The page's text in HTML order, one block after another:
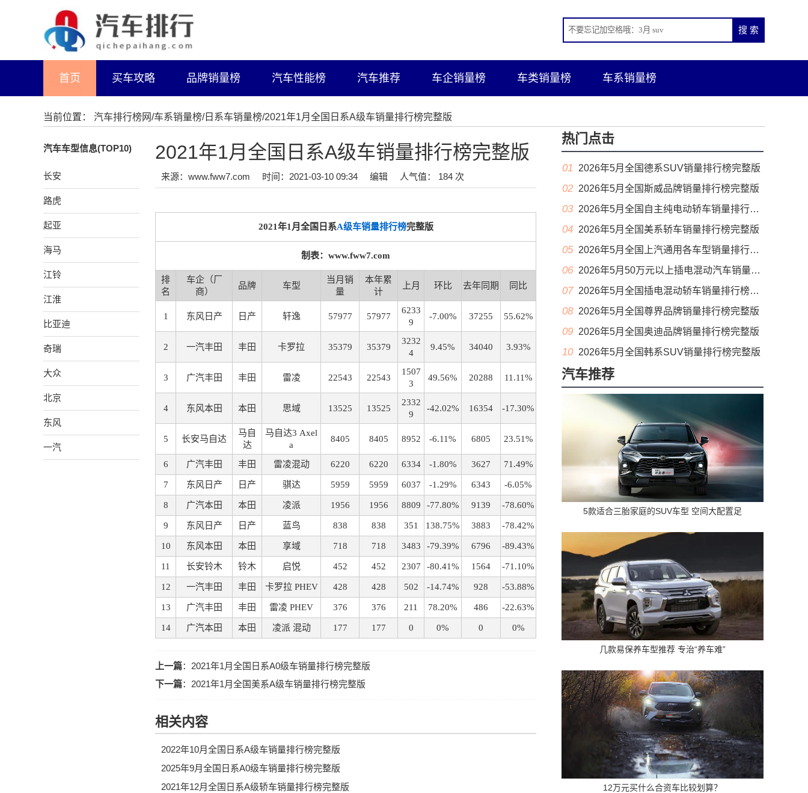
首页 买车攻略 品牌销量榜 汽车性能榜 汽车推荐 车企销量榜 车类销量榜 车系销量榜
当前位置： 汽车排行榜网/车系销量榜/日系车销量榜/2021年1月全国日系A级车销量排行榜完整版
汽车车型信息(TOP10)
长安
路虎
起亚
海马
江铃
江淮
比亚迪
奇瑞
大众
北京
东风
一汽
2021年1月全国日系A级车销量排行榜完整版
来源：www.fww7.com 时间：2021-03-10 09:34 编辑 人气值： 184 次
2021年1月全国日系A级车销量排行榜完整版
制表：www.fww7.com
排
名
车企（厂
商）
品牌 车型
当月销
量
本年累
计
上月 环比 去年同期 同比
1 东风日产 日产 轩逸 57977 57977
6233
9
-7.00% 37255 55.62%
2 一汽丰田 丰田 卡罗拉 35379 35379
3232
4
9.45% 34040 3.93%
3 广汽丰田 丰田 雷凌 22543 22543
1507
3
49.56% 20288 11.11%
4 东风本田 本田 思域 13525 13525
2332
9
-42.02% 16354 -17.30%
5 长安马自达
马自
达
马自达3 Axel
a
8405 8405 8952 -6.11% 6805 23.51%
6 广汽丰田 丰田 雷凌混动 6220 6220 6334 -1.80% 3627 71.49%
7 东风日产 日产 骐达 5959 5959 6037 -1.29% 6343 -6.05%
8 广汽本田 本田 凌派 1956 1956 8809 -77.80% 9139 -78.60%
9 东风日产 日产 蓝鸟 838 838 351 138.75% 3883 -78.42%
10 东风本田 本田 享域 718 718 3483 -79.39% 6796 -89.43%
11 长安铃木 铃木 启悦 452 452 2307 -80.41% 1564 -71.10%
12 一汽丰田 丰田 卡罗拉 PHEV 428 428 502 -14.74% 928 -53.88%
13 广汽丰田 丰田 雷凌 PHEV 376 376 211 78.20% 486 -22.63%
14 广汽本田 本田 凌派 混动 177 177 0 0% 0 0%
上一篇： 2021年1月全国日系A0级车销量排行榜完整版
下一篇： 2021年1月全国美系A级车销量排行榜完整版
相关内容
2022年10月全国日系A级车销量排行榜完整版
2025年9月全国日系A0级车销量排行榜完整版
2021年12月全国日系A级轿车销量排行榜完整版
热门点击
01 2026年5月全国德系SUV销量排行榜完整版
02 2026年5月全国斯威品牌销量排行榜完整版
03 2026年5月全国自主纯电动轿车销量排行榜完整版(出口量
04 2026年5月全国美系轿车销量排行榜完整版
05 2026年5月全国上汽通用各车型销量排行榜完整版
06 2026年5月50万元以上插电混动汽车销量排行榜（零售量）
07 2026年5月全国插电混动轿车销量排行榜完整版(出口量
08 2026年5月全国尊界品牌销量排行榜完整版
09 2026年5月全国奥迪品牌销量排行榜完整版
10 2026年5月全国韩系SUV销量排行榜完整版
汽车推荐
5款适合三胎家庭的SUV车型 空间大配置足
几款易保养车型推荐 专治“养车难”
12万元买什么合资车比较划算？